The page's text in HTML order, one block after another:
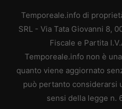
Temporeale.info di
SRL - Via Tata Giovanni 8,
Fiscale e Partita
Temporeale.info non è
quanto viene aggiornato
può pertanto considerarsi
sensi della legge n.